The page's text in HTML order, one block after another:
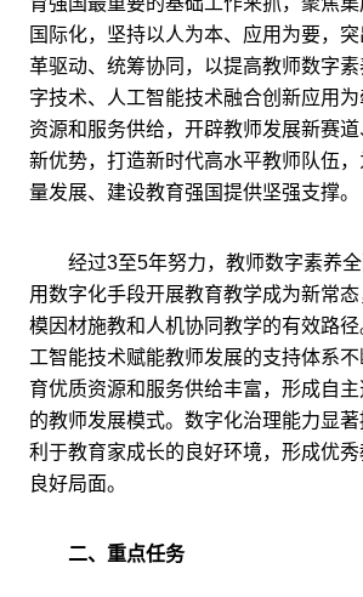
国际化，坚持以人为本、应用为要，
革驱动、统筹协同，以提高教师数字
字技术、人工智能技术融合创新应用
资源和服务供给，开辟教师发展新赛
新优势，打造新时代高水平教师队伍
量发展、建设教育强国提供坚强支撑。
经过3至5年努力，教师数字素养全
用数字化手段开展教育教学成为新常
模因材施教和人机协同教学的有效路
工智能技术赋能教师发展的支持体系
育优质资源和服务供给丰富，形成自
的教师发展模式。数字化治理能力显
利于教育家成长的良好环境，形成优
良好局面。
二、重点任务